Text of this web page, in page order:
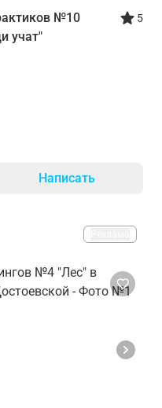
№10
учат"
5
Написать